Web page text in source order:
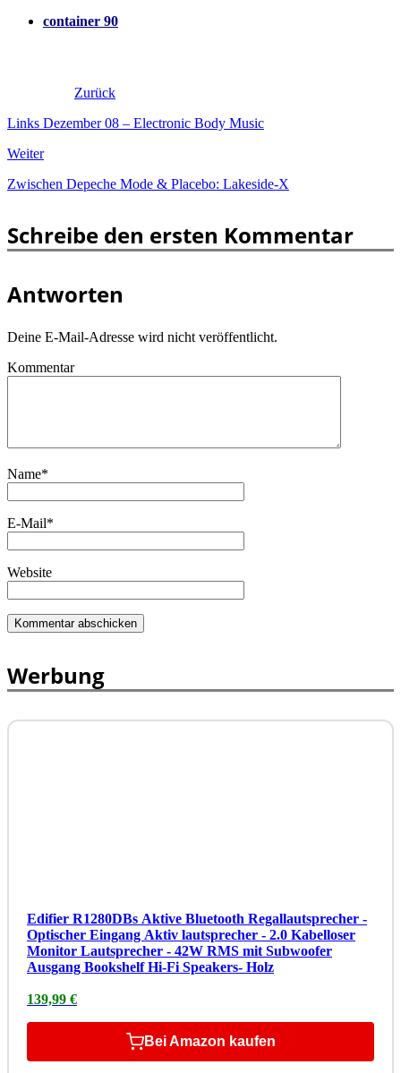
container 90
Zurück
Links Dezember 08 – Electronic Body Music
Weiter
Zwischen Depeche Mode & Placebo: Lakeside-X
Schreibe den ersten Kommentar
Antworten
Deine E-Mail-Adresse wird nicht veröffentlicht.
Kommentar
Name*
E-Mail*
Website
Werbung
Edifier R1280DBs Aktive Bluetooth Regallautsprecher -
Optischer Eingang Aktiv lautsprecher - 2.0 Kabelloser
Monitor Lautsprecher - 42W RMS mit Subwoofer
Ausgang Bookshelf Hi-Fi Speakers- Holz
139,99 €
Bei Amazon kaufen